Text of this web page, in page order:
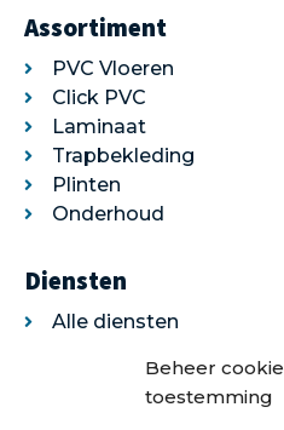
Beheer cookie
toestemming
Assortiment
PVC Vloeren
Click PVC
Laminaat
Trapbekleding
Plinten
Onderhoud
Diensten
Alle diensten
Egaliseren
Traprenovatie